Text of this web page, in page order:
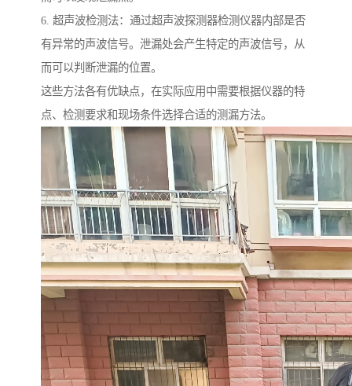
6. 超声波检测法：通过超声波探测器检测仪器内部是否
有异常的声波信号。泄漏处会产生特定的声波信号，从
而可以判断泄漏的位置。
这些方法各有优缺点，在实际应用中需要根据仪器的特
点、检测要求和现场条件选择合适的测漏方法。